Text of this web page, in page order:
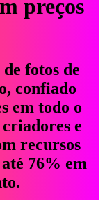
preços
fotos de
confiado
em todo o
e
recursos
76% em